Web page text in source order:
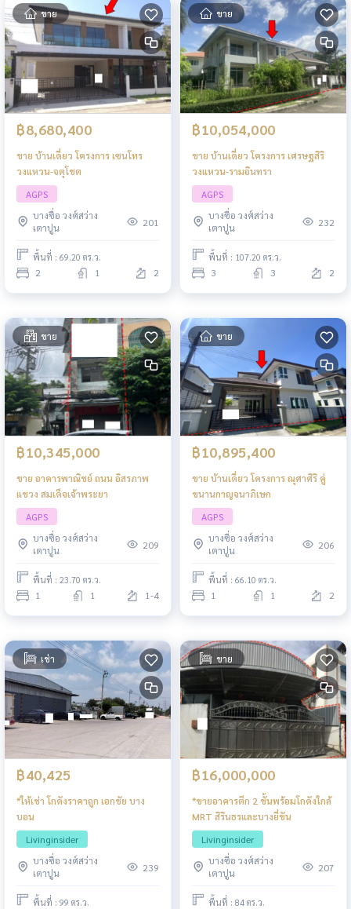
ขาย
฿8,680,400
ขาย บ้านเดี่ยว โครงการ เซนโทร
วงแหวน-จตุโชต
AGPS
บางซื่อ วงศ์สว่าง
เตาปูน
201
พื้นที่ : 69.20 ตร.ว.
2 1 2
ขาย
฿10,054,000
ขาย บ้านเดี่ยว โครงการ เศรษฐสิริ
วงแหวน-รามอินทรา
AGPS
บางซื่อ วงศ์สว่าง
เตาปูน
232
พื้นที่ : 107.20 ตร.ว.
3 3 2
ขาย
฿10,345,000
ขาย อาคารพาณิชย์ ถนน อิสรภาพ
แขวง สมเด็จเจ้าพระยา
AGPS
บางซื่อ วงศ์สว่าง
เตาปูน
209
พื้นที่ : 23.70 ตร.ว.
1 1 1-4
ขาย
฿10,895,400
ขาย บ้านเดี่ยว โครงการ ณุศาศิริ คู่
ขนานกาญจนาภิเษก
AGPS
บางซื่อ วงศ์สว่าง
เตาปูน
206
พื้นที่ : 66.10 ตร.ว.
1 1 2
เช่า
฿40,425
*ให้เช่า โกดังราคาถูก เอกชัย บาง
บอน
Livinginsider
บางซื่อ วงศ์สว่าง
เตาปูน
239
พื้นที่ : 99 ตร.ว.
ขาย
฿16,000,000
*ขายอาคารตึก 2 ชั้นพร้อมโกดังใกล้
MRT สิรินธรและบางยี่ขัน
Livinginsider
บางซื่อ วงศ์สว่าง
เตาปูน
207
พื้นที่ : 84 ตร.ว.